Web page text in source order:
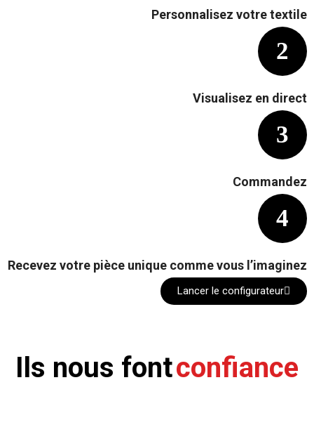
Personnalisez votre textile
Visualisez en direct
Commandez
Recevez votre pièce unique comme vous l’imaginez
Lancer le configurateur
Ils nous fontconfiance